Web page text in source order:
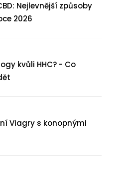
Nejlevnější způsoby
2026
kvůli HHC? - Co
Viagry s konopnými